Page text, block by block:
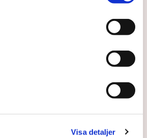
Visa detaljer
att utredas och lagföras, en del i
för att dokumentera och säkra
Återställ Våtmarker
Drönare